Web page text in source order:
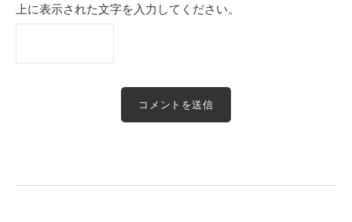
上に表示された文字を入力してください。